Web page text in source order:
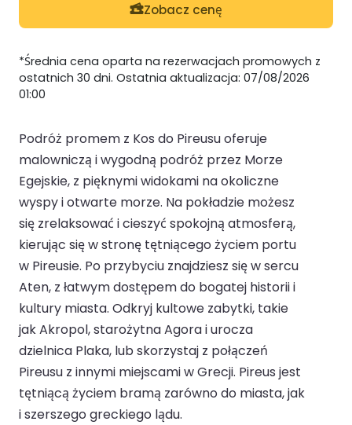
Zobacz cenę
*Średnia cena oparta na rezerwacjach promowych z
ostatnich 30 dni. Ostatnia aktualizacja: 07/08/2026
01:00
Podróż promem z Kos do Pireusu oferuje
malowniczą i wygodną podróż przez Morze
Egejskie, z pięknymi widokami na okoliczne
wyspy i otwarte morze. Na pokładzie możesz
się zrelaksować i cieszyć spokojną atmosferą,
kierując się w stronę tętniącego życiem portu
w Pireusie. Po przybyciu znajdziesz się w sercu
Aten, z łatwym dostępem do bogatej historii i
kultury miasta. Odkryj kultowe zabytki, takie
jak Akropol, starożytna Agora i urocza
dzielnica Plaka, lub skorzystaj z połączeń
Pireusu z innymi miejscami w Grecji. Pireus jest
tętniącą życiem bramą zarówno do miasta, jak
i szerszego greckiego lądu.